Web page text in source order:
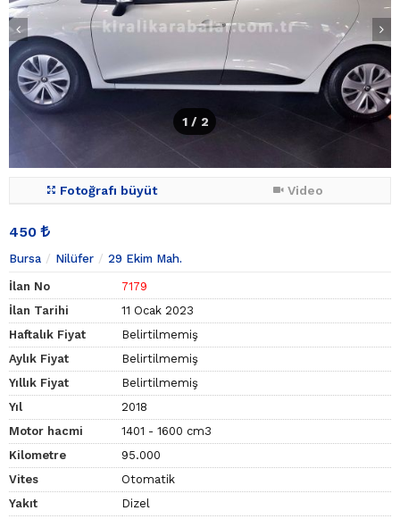
1 / 2
Fotoğrafı büyüt Video
450
Bursa Nilüfer 29 Ekim Mah.
İlan No
7179
İlan Tarihi
11 Ocak 2023
Haftalık Fiyat
Belirtilmemiş
Aylık Fiyat
Belirtilmemiş
Yıllık Fiyat
Belirtilmemiş
Yıl
2018
Motor hacmi
1401 - 1600 cm3
Kilometre
95.000
Vites
Otomatik
Yakıt
Dizel